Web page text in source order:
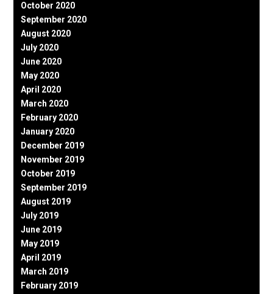
October 2020
September 2020
August 2020
July 2020
June 2020
May 2020
April 2020
March 2020
February 2020
January 2020
December 2019
November 2019
October 2019
September 2019
August 2019
July 2019
June 2019
May 2019
April 2019
March 2019
February 2019